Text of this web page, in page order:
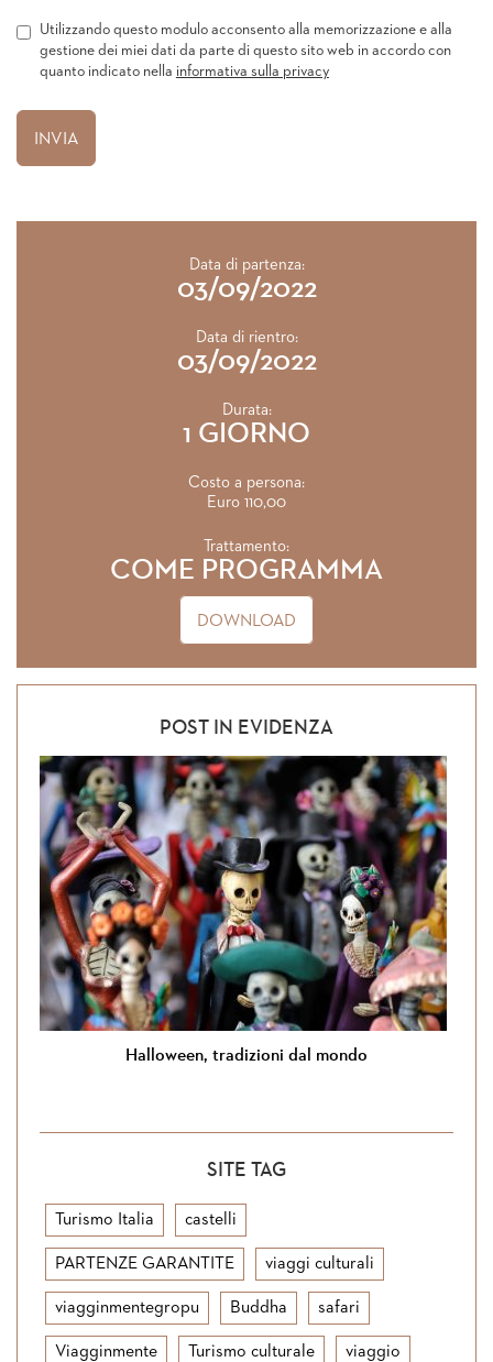
Utilizzando questo modulo acconsento alla memorizzazione e alla
gestione dei miei dati da parte di questo sito web in accordo con
quanto indicato nella informativa sulla privacy
Data di partenza:
03/09/2022
Data di rientro:
03/09/2022
Durata:
1 GIORNO
Costo a persona:
Euro 110,00
Trattamento:
COME PROGRAMMA
DOWNLOAD
POST IN EVIDENZA
Halloween, tradizioni dal mondo
SITE TAG
Turismo Italia castelli
PARTENZE GARANTITE viaggi culturali
viagginmentegropu Buddha safari
Viagginmente Turismo culturale viaggio